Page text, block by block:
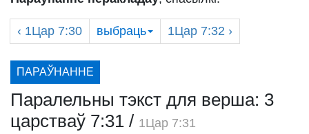
‹ 1Цар 7:30 выбраць 1Цар 7:32 ›
ПАРАЎНАННЕ
Паралельны тэкст для верша: 3
царстваў 7:31 / 1Цар 7:31